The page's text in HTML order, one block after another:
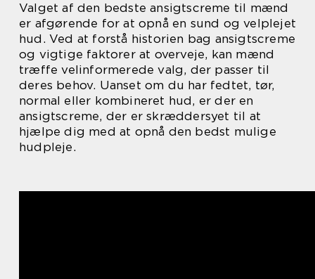
Valget af den bedste ansigtscreme til mænd
er afgørende for at opnå en sund og velplejet
hud. Ved at forstå historien bag ansigtscreme
og vigtige faktorer at overveje, kan mænd
træffe velinformerede valg, der passer til
deres behov. Uanset om du har fedtet, tør,
normal eller kombineret hud, er der en
ansigtscreme, der er skræddersyet til at
hjælpe dig med at opnå den bedst mulige
hudpleje.